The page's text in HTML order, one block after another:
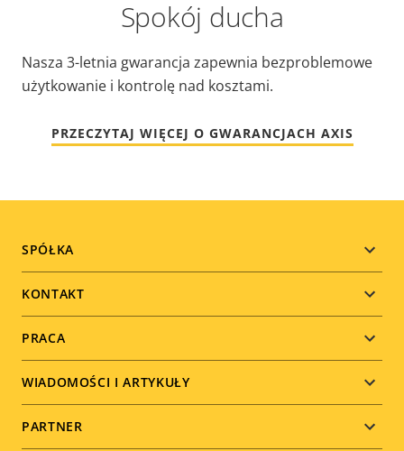
Spokój ducha
Nasza 3-letnia gwarancja zapewnia bezproblemowe
użytkowanie i kontrolę nad kosztami.
PRZECZYTAJ WIĘCEJ O GWARANCJACH AXIS
Footer
menu
SPÓŁKA
KONTAKT
PRACA
WIADOMOŚCI I ARTYKUŁY
PARTNER